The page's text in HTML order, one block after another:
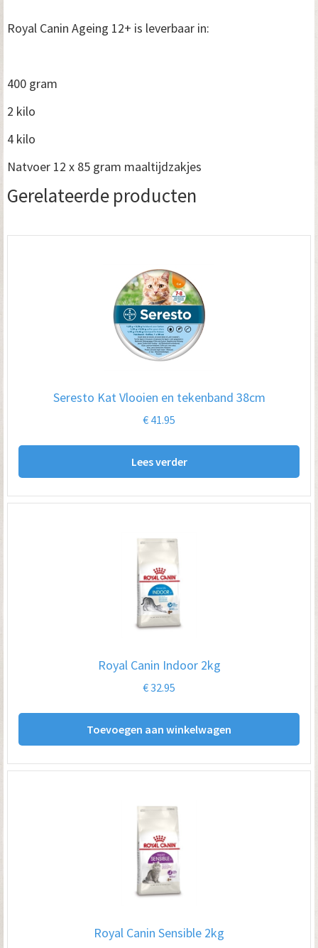
Royal Canin Ageing 12+ is leverbaar in:
400 gram
2 kilo
4 kilo
Natvoer 12 x 85 gram maaltijdzakjes
Gerelateerde producten
Seresto Kat Vlooien en tekenband 38cm
€ 41.95
Lees verder
Royal Canin Indoor 2kg
€32.95
Toevoegen aan winkelwagen
Royal Canin Sensible 2kg